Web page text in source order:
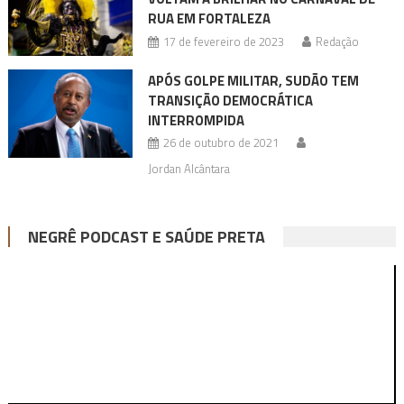
RUA EM FORTALEZA
17 de fevereiro de 2023 Redação
APÓS GOLPE MILITAR, SUDÃO TEM
TRANSIÇÃO DEMOCRÁTICA
INTERROMPIDA
26 de outubro de 2021
Jordan Alcântara
NEGRÊ PODCAST E SAÚDE PRETA